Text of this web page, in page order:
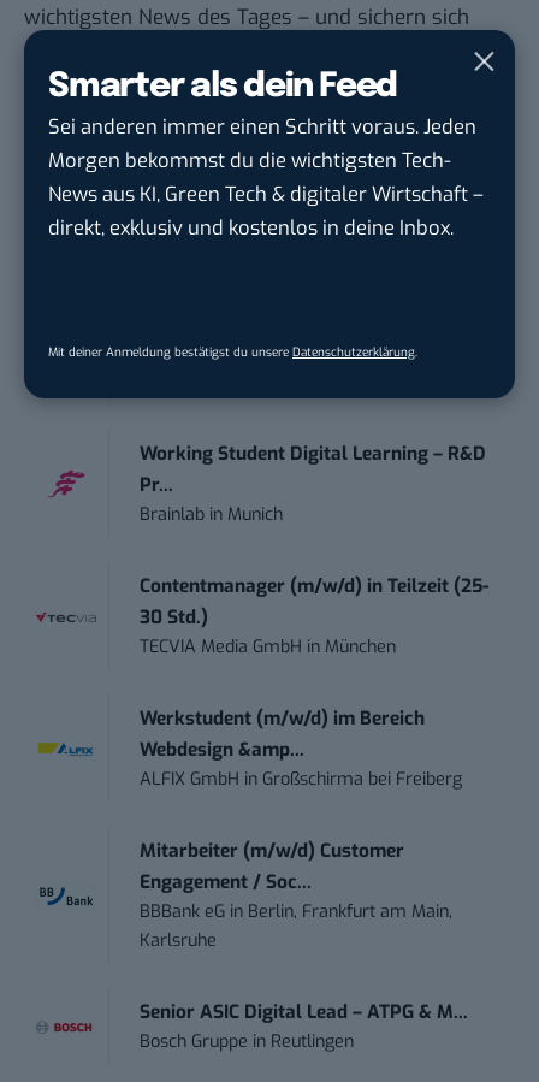
Smarter als dein Feed
Sei anderen immer einen Schritt voraus. Jeden
Morgen bekommst du die wichtigsten Tech-
News aus KI, Green Tech & digitaler Wirtschaft –
direkt, exklusiv und kostenlos in deine Inbox.
Mit deiner Anmeldung bestätigst du unsere Datenschutzerklärung
wichtigsten News des Tages – und sichern sich
damit ihren Vorsprung.
kostenlos anmelden.
STELLENANZEIGEN
Social Media Content Creator (m/w/d)
touristische...
Working Student Digital Learning – R&D
Pr...
Brainlab in Munich
Contentmanager (m/w/d) in Teilzeit (25-
30 Std.)
TECVIA Media GmbH in München
Werkstudent (m/w/d) im Bereich
Webdesign &amp...
ALFIX GmbH in Großschirma bei Freiberg
Mitarbeiter (m/w/d) Customer
Engagement / Soc...
BBBank eG in Berlin, Frankfurt am Main,
Karlsruhe
Senior ASIC Digital Lead – ATPG & M...
Bosch Gruppe in Reutlingen